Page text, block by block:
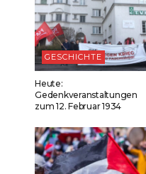
GESCHICHTE
Heute:
Gedenkveranstaltungen
zum 12. Februar 1934